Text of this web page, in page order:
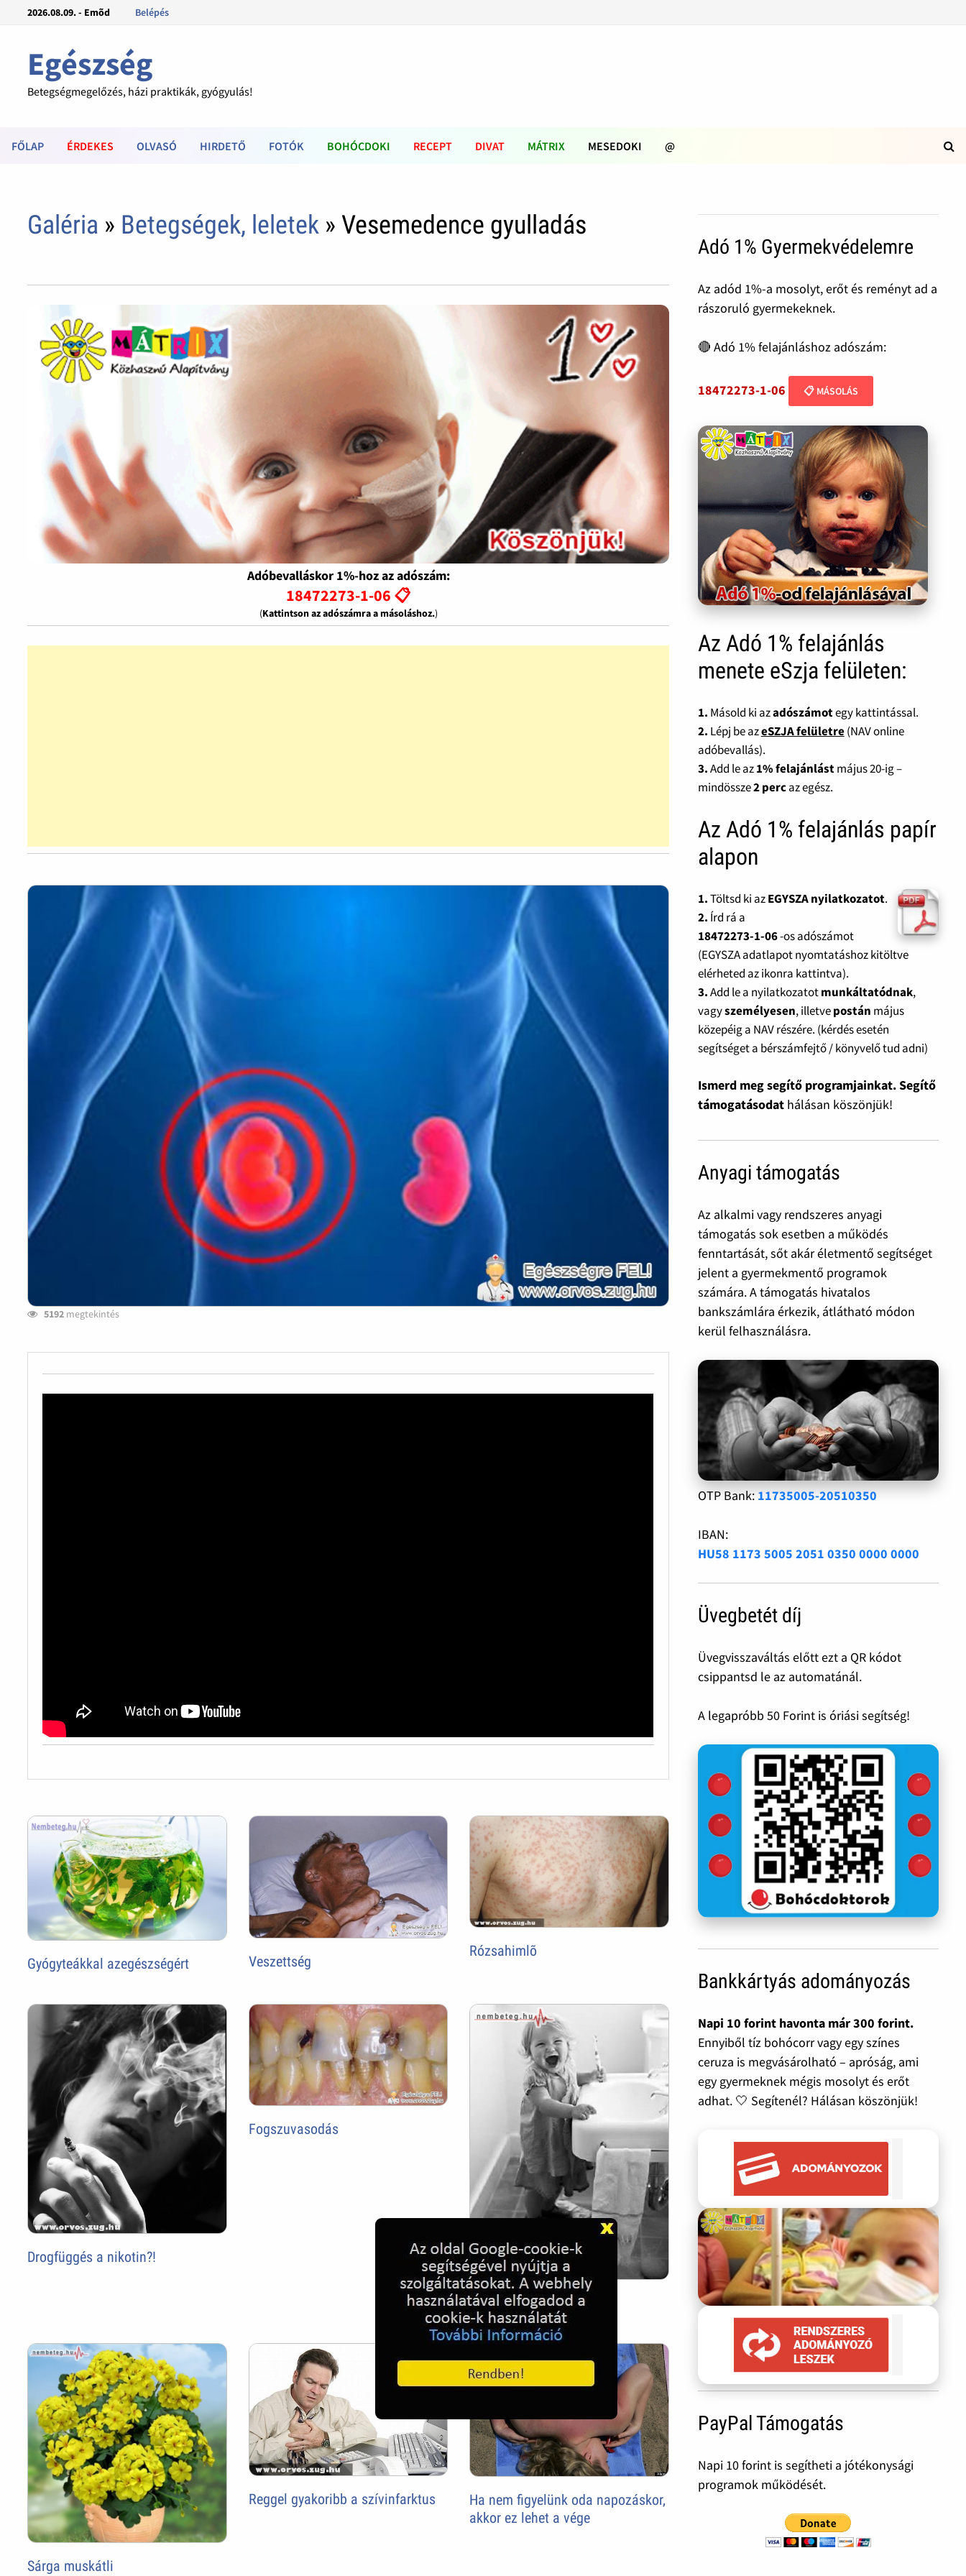
2026.08.09. - Emõd Belépés
Egészség
Betegségmegelőzés, házi praktikák, gyógyulás!
FŐLAP ÉRDEKES OLVASÓ HIRDETŐ FOTÓK BOHÓCDOKI RECEPT DIVAT MÁTRIX MESEDOKI @
Galéria » Betegségek, leletek » Vesemedence gyulladás
Adóbevalláskor 1%-hoz az adószám:
18472273-1-06 📋
(Kattintson az adószámra a másoláshoz.)
5192 megtekintés
Gyógyteákkal azegészségért Veszettség
Rózsahimlõ
Drogfüggés a nikotin?!
Fogszuvasodás
Fogmosás, fontos
Sárga muskátli
Reggel gyakoribb a szívinfarktus
Ha nem figyelünk oda napozáskor,
akkor ez lehet a vége
Adó 1% Gyermekvédelemre
Az adód 1%-a mosolyt, erőt és reményt ad a
rászoruló gyermekeknek.
🔴 Adó 1% felajánláshoz adószám:
18472273-1-06 📋 MÁSOLÁS
Az Adó 1% felajánlás
menete eSzja felületen:
1. Másold ki azadószámotegy kattintással.
2. Lépj be azeSZJA felületre(NAV online
adóbevallás).
3.Add le az1% felajánlástmájus 20-ig –
mindössze2 percaz egész.
Az Adó 1% felajánlás papír
alapon
1.Töltsd ki azEGYSZA nyilatkozatot.
2. Írd rá a
18472273-1-06-os adószámot
(EGYSZA adatlapot nyomtatáshoz kitöltve
elérheted az ikonra kattintva).
3.Add le a nyilatkozatotmunkáltatódnak,
vagyszemélyesen, illetvepostán május
közepéig a NAV részére. (kérdés esetén
segítséget a bérszámfejtő / könyvelő tud adni)
Ismerd meg segítő programjainkat. Segítő
támogatásodat hálásan köszönjük!
Anyagi támogatás
Az alkalmi vagy rendszeres anyagi
támogatás sok esetben a működés
fenntartását, sőt akár életmentő segítséget
jelent a gyermekmentő programok
számára. A támogatás hivatalos
bankszámlára érkezik, átlátható módon
kerül felhasználásra.
OTP Bank: 11735005-20510350
IBAN:
HU58 1173 5005 2051 0350 0000 0000
Üvegbetét díj
Üvegvisszaváltás előtt ezt a QR kódot
csippantsd le az automatánál.
A legapróbb 50 Forint is óriási segítség!
Bankkártyás adományozás
Napi 10 forint havonta már 300 forint.
Ennyiből tíz bohócorr vagy egy színes
ceruza is megvásárolható – apróság, ami
egy gyermeknek mégis mosolyt és erőt
adhat. 🤍 Segítenél? Hálásan köszönjük!
PayPal Támogatás
Napi 10 forint is segítheti a jótékonysági
programok működését.